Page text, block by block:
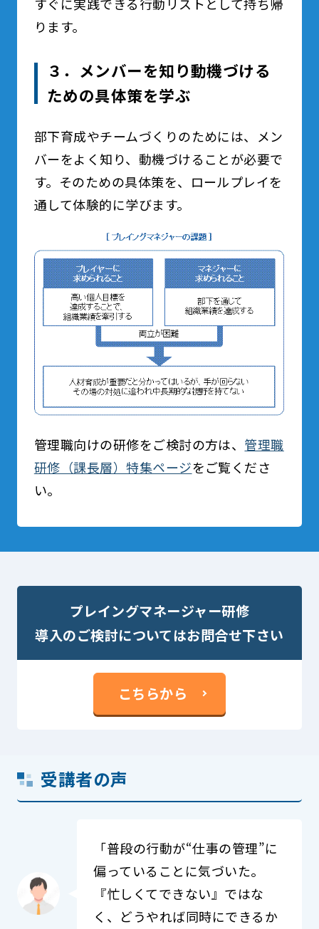
すぐに実践できる行動リストとして持ち帰
ります。
３．メンバーを知り動機づける
ための具体策を学ぶ
部下育成やチームづくりのためには、メン
バーをよく知り、動機づけることが必要で
す。そのための具体策を、ロールプレイを
通して体験的に学びます。
管理職向けの研修をご検討の方は、 管理職
研修（課長層）特集ページをご覧くださ
い。
プレイングマネージャー研修
導入のご検討についてはお問合せ下さい
こちらから
受講者の声
「普段の行動が“仕事の管理”に
偏っていることに気づいた。
『忙しくてできない』ではな
く、どうやれば同時にできるか